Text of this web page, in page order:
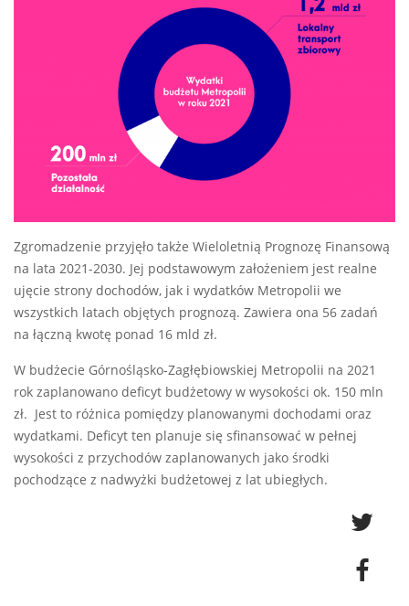
Zgromadzenie przyjęło także Wieloletnią Prognozę Finansową
na lata 2021-2030. Jej podstawowym założeniem jest realne
ujęcie strony dochodów, jak i wydatków Metropolii we
wszystkich latach objętych prognozą. Zawiera ona 56 zadań
na łączną kwotę ponad 16 mld zł.
W budżecie Górnośląsko-Zagłębiowskiej Metropolii na 2021
rok zaplanowano deficyt budżetowy w wysokości ok. 150 mln
zł. Jest to różnica pomiędzy planowanymi dochodami oraz
wydatkami. Deficyt ten planuje się sfinansować w pełnej
wysokości z przychodów zaplanowanych jako środki
pochodzące z nadwyżki budżetowej z lat ubiegłych.